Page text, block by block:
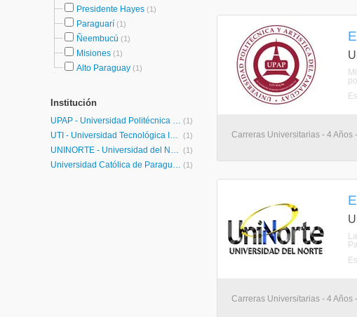
Presidente Hayes (1)
Paraguarí (1)
Ñeembucú (1)
Misiones (1)
Alto Paraguay (1)
Institución
UPAP - Universidad Politécnica y Artística del Paraguay (1)
UTI - Universidad Tecnológica Intercontinental (1)
UNINORTE - Universidad del Norte (1)
Universidad Católica de Paraguay (1)
Carreras Universitarias - 4 Años
Carreras Universitarias - 4 Años